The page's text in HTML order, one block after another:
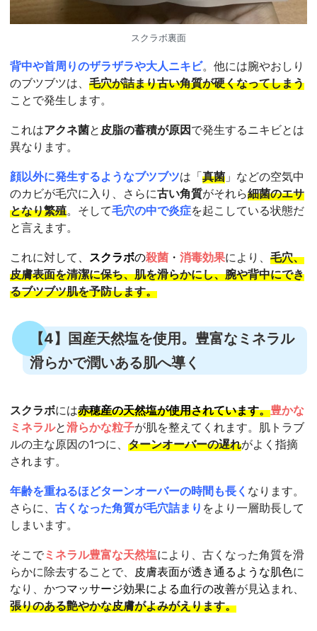
スクラボ裏面
背中や首周りのザラザラや大人ニキビ。他には腕やおしり
のブツブツは、 毛穴が詰まり古い角質が硬くなってしまう
ことで発生します。
これはアクネ菌と 皮脂の蓄積が原因で発生するニキビとは
異なります。
顔以外に発生するようなブツブツは「真菌 」などの空気中
のカビが毛穴に入り、さらに古い角質がそれら細菌のエサ
となり繁殖。そして毛穴の中で炎症を起こしている状態だ
と言えます。
これに対して スクラボの殺菌 ・ 消毒効果により、 毛穴、
皮膚表面を清潔に保ち、肌を滑らかにし、腕や背中にでき
るブツブツ肌を予防します。
【4】国産天然塩を使用。豊富なミネラル
滑らかで潤いある肌へ導く
スクラボには赤穂産の天然塩が使用されています。豊かな
ミネラルと滑らかな粒子が肌を整えてくれます。肌トラブ
ルの主な原因の1つに、 ターンオーバーの遅れがよく指摘
されます。
年齢を重ねるほどターンオーバーの時間も長く なります。
さらに、 古くなった角質が毛穴詰まり をより一層助長して
しまいます。
そこでミネラル豊富な天然塩により、古くなった角質を滑
らかに除去することで、 皮膚表面が透き通るような肌色に
なり、かつマッサージ効果による血行の改善が見込まれ、
張りのある艶やかな皮膚がよみがえります。